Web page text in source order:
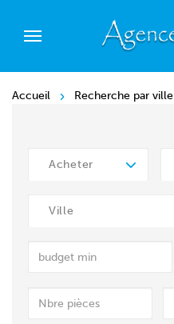
Accueil Recherche par ville
Acheter
Ville